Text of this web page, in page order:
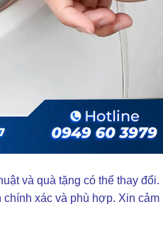
và quà tặng có thể thay đổi.
xác và phù hợp. Xin cảm